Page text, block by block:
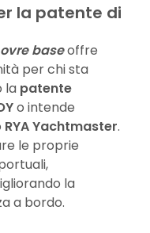
la patente di
baseoffre
per chi sta
la patente
o intende
RYA Yachtmaster.
le proprie
la
a bordo.